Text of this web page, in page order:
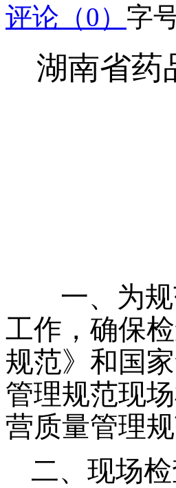
评论（0） 字
湖南省药
一、为规
工作，确保
规范》和国
管理规范现
营质量管理
二、 现场检